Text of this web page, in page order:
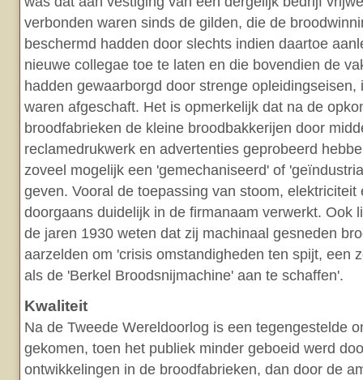
verbonden waren sinds de gilden, die de
beschermd hadden door slechts indien daartoe
nieuwe collegae toe te laten en die bovendien de
hadden gewaarborgd door strenge opleidingseisen,
waren afgeschaft. Het is opmerkelijk dat na de
broodfabrieken de kleine broodbakkerijen door
reclamedrukwerk en advertenties geprobeerd
zoveel mogelijk een 'gemechaniseerd' of
geven. Vooral de toepassing van stoom, elektriciteit
doorgaans duidelijk in de firmanaam verwerkt. Ook
de jaren 1930 weten dat zij machinaal gesneden
aarzelden om 'crisis omstandigheden ten spijt, een
als de 'Berkel Broodsnijmachine' aan te schaffen'.
Kwaliteit
Na de Tweede Wereldoorlog is een tegengestelde
gekomen, toen het publiek minder geboeid werd
ontwikkelingen in de broodfabrieken, dan door de